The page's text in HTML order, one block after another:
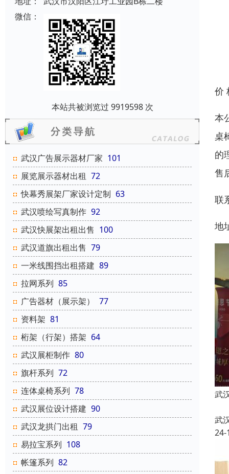
微信：
本站共被浏览过 9919598 次
武汉广告展示器材厂家 101
展览展示器材出租 72
快幕秀展架厂家设计定制 63
武汉喷绘写真制作 92
武汉快展架出租出售 100
武汉道旗出租出售 79
一米线围挡出租搭建 89
拉网系列 85
广告器材（展示架）
77
资料架 81
桁架（行架）搭架 64
武汉展柜制作 80
旗杆系列 72
连体桌椅系列 78
武汉展位设计搭建 90
武汉龙拱门出租 79
易拉宝系列 108
帐篷系列 82
价
本
桌
的
售
联
地
武
武
24-